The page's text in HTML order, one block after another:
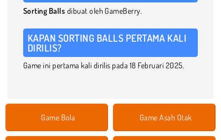
Sorting Balls dibuat oleh GameBerry.
KAPAN SORTING BALLS PERTAMA KALI
DIRILIS?
Game ini pertama kali dirilis pada 18 Februari 2025.
Game Bola Game Asah Otak